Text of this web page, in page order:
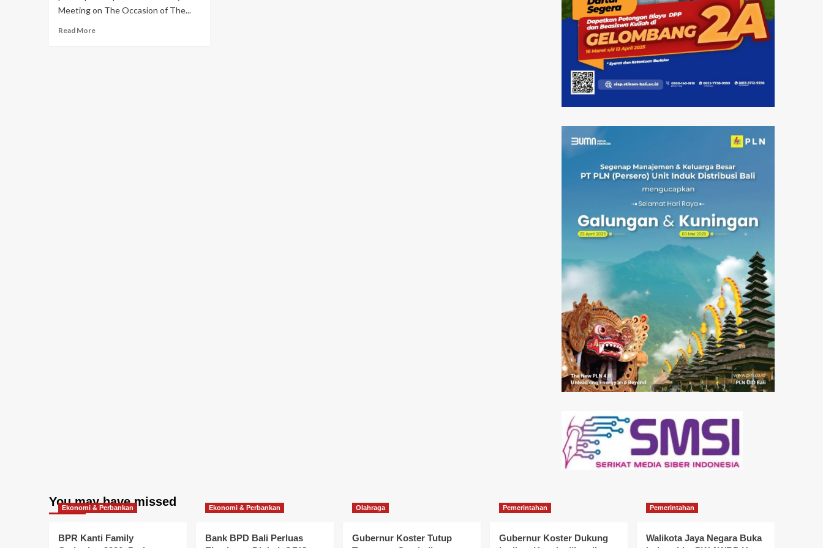
Meeting on The Occasion of The...
Read More
You may have missed
Ekonomi & Perbankan
BPR Kanti Family
Ekonomi & Perbankan
Bank BPD Bali Perluas
Olahraga
Gubernur Koster Tutup
Pemerintahan
Gubernur Koster Dukung
Pemerintahan
Walikota Jaya Negara Buka